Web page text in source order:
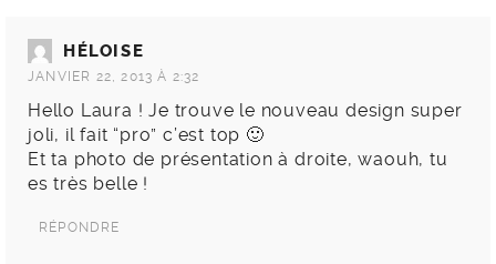
HÉLOISE
JANVIER 22, 2013 À 2:32
Hello Laura ! Je trouve le nouveau design super
joli, il fait “pro” c’est top 🙂
Et ta photo de présentation à droite, waouh, tu
es très belle !
RÉPONDRE